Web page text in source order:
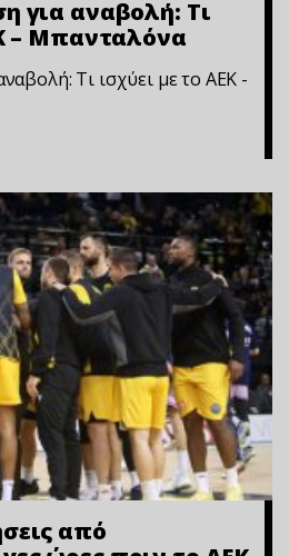
για αναβολή: Τι
– Μπανταλόνα
Τι ισχύει με το ΑΕΚ -
από